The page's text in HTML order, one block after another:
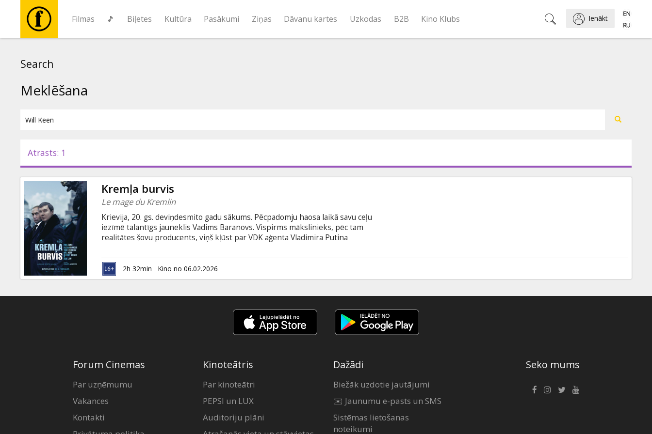
Filmas 🎵 Biļetes Kultūra Pasākumi Ziņas Dāvanu kartes Uzkodas B2B Kino Klubs Ienākt
Pasākumi
Ziņas
Dāvanu
kartes
Uzkodas
B2B
Search
Meklēšana
Atrasts: 1
Kremļa burvis
Le mage du Kremlin
Krievija, 20. gs. deviņdesmito gadu sākums. Pēcpadomju haosa laikā savu ceļu
iezīmē talantīgs jauneklis Vadims Baranovs. Vispirms mākslinieks, pēc tam
realitātes šovu producents, viņš kļūst par VDK aģenta Vladimira Putina
starp patiesību un meliem, ticību un manipulācijām. Gadus vēlāk, Baranovs beidzot
atklāj patiesību par režīma, kuru viņš palīdzēja veidot, tumšos noslēpumus. Filma
angļu valodā ar subtitriem latviešu un krievu valodā.
2h 32min Kino no 06.02.2026
Forum Cinemas
Par uzņēmumu
Vakances
Kontakti
Kinoteātris
Par kinoteātri
PEPSI un LUX
Auditoriju plāni
Dažādi
Biežāk uzdotie jautājumi
✉️ Jaunumu e-pasts un SMS
Sistēmas lietošanas
noteikumi
Seko mums